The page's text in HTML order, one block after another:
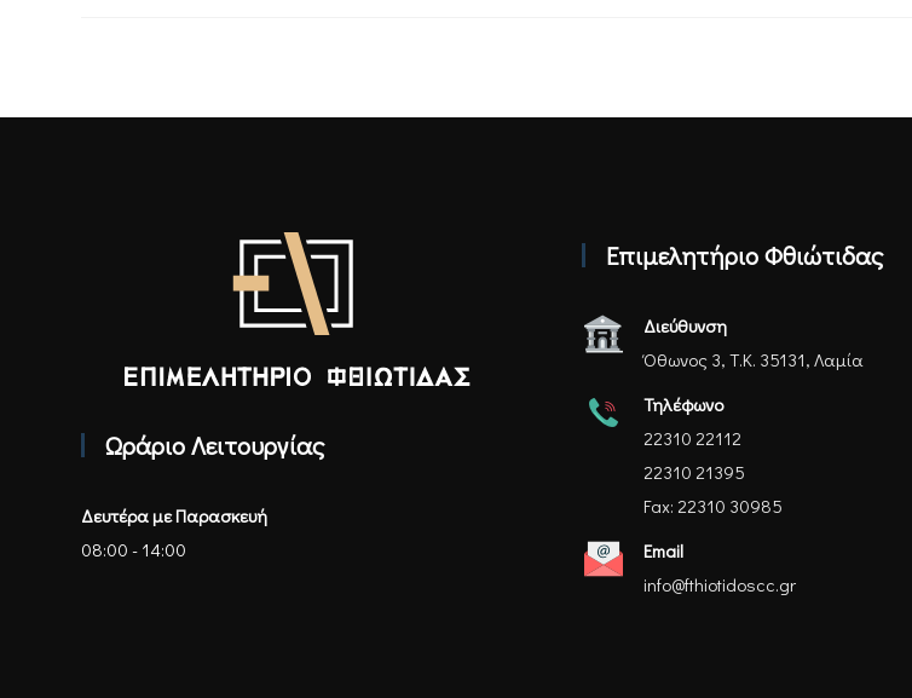
Ωράριο Λειτουργίας
Δευτέρα με Παρασκευή
08:00 - 14:00
Επιμελητήριο Φθιώτιδας
Διεύθυνση
Όθωνος 3, Τ.Κ. 35131, Λαμία
Τηλέφωνο
22310 22112
22310 21395
Fax: 22310 30985
Email
info@fthiotidoscc.gr